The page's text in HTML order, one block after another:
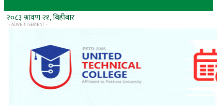
२०८३ श्रावण २१, बिहीबार
- ADVERTISEMENT -